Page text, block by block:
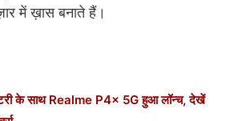
में ख़ास बनाते हैं।
के साथ Realme P4x 5G हुआ लॉन्च, देखें